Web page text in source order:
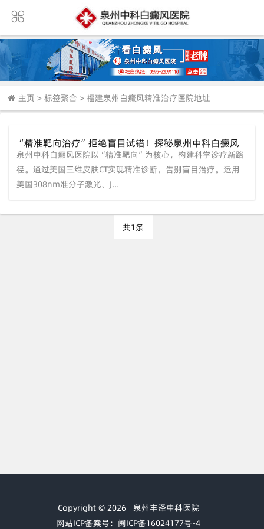
主页 > 标签聚合 > 福建泉州白癜风精准治疗医院地址
“精准靶向治疗”拒绝盲目试错！探秘泉州中科白癜风
医院的科学诊疗新路径
泉州中科白癜风医院以“精准靶向”为核心，构建科学诊疗新路
径。通过美国三维皮肤CT实现精准诊断，告别盲目治疗。运用
美国308nm准分子激光、J...
共1条
Copyright © 2026 泉州丰泽中科医院
网站ICP备案号：闽ICP备16024177号-4